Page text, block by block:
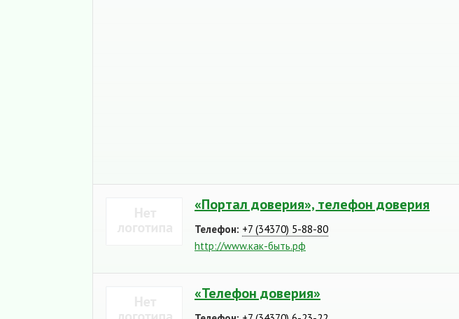
«Портал доверия», телефон доверия
Телефон: +7 (34370) 5-88-80
http://www.как-быть.рф
«Телефон доверия»